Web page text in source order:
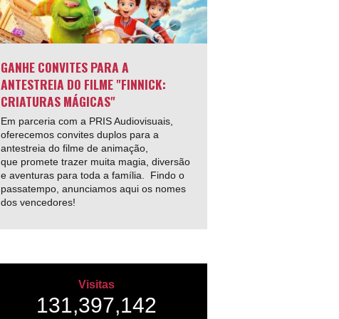
GANHE CONVITES PARA A
ANTESTREIA DO FILME "FINNICK:
CRIATURAS MÁGICAS"
Em parceria com a PRIS Audiovisuais,
oferecemos convites duplos para a
antestreia do filme de animação,
que promete trazer muita magia, diversão
e aventuras para toda a família. Findo o
passatempo, anunciamos aqui os nomes
dos vencedores!
Visitas
131,397,142